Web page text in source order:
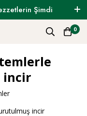
Şimdi
0
incir
incir